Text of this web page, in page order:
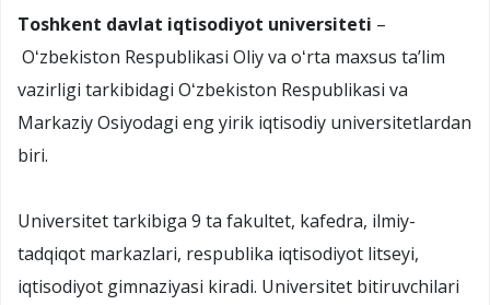
Toshkent davlat iqtisodiyot universiteti –
Oʻzbekiston Respublikasi Oliy va oʻrta maxsus taʼlim
vazirligi tarkibidagi Oʻzbekiston Respublikasi va
Markaziy Osiyodagi eng yirik iqtisodiy universitetlardan
biri.
Universitet tarkibiga 9 ta fakultet, kafedra, ilmiy-
tadqiqot markazlari, respublika iqtisodiyot litseyi,
iqtisodiyot gimnaziyasi kiradi. Universitet bitiruvchilari